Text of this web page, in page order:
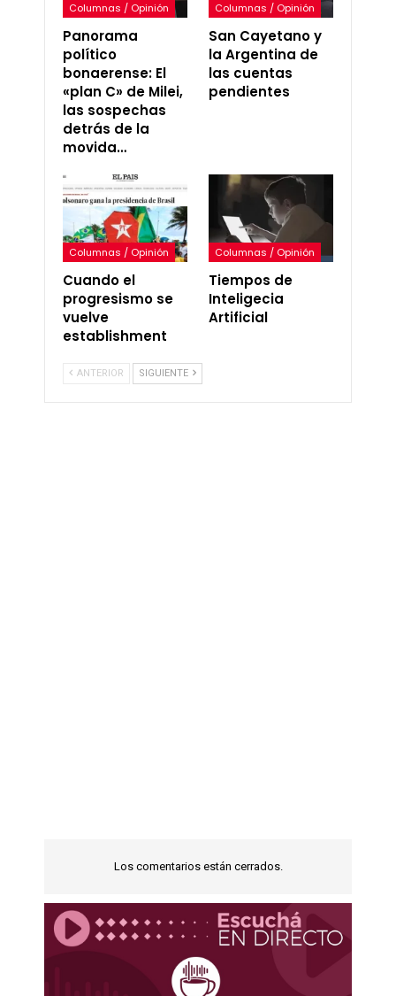
Columnas / Opinión
Panorama
político
bonaerense: El
«plan C» de Milei,
las sospechas
detrás de la
movida…
Columnas / Opinión
San Cayetano y
la Argentina de
las cuentas
pendientes
Columnas / Opinión
Cuando el
progresismo se
vuelve
establishment
Columnas / Opinión
Tiempos de
Inteligecia
Artificial
ANTERIOR SIGUIENTE
Los comentarios están cerrados.